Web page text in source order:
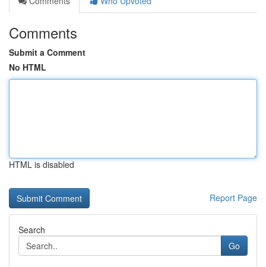
Comments
Submit a Comment
No HTML
HTML is disabled
Report Page
Search
Go